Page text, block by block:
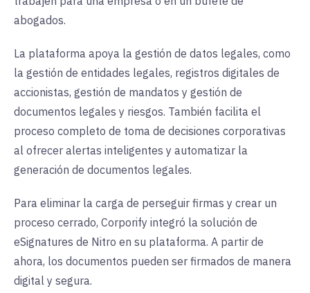
abogados.
La plataforma apoya la gestión de datos legales, como
la gestión de entidades legales, registros digitales de
accionistas, gestión de mandatos y gestión de
documentos legales y riesgos. También facilita el
proceso completo de toma de decisiones corporativas
al ofrecer alertas inteligentes y automatizar la
generación de documentos legales.
Para eliminar la carga de perseguir firmas y crear un
proceso cerrado, Corporify integró la solución de
eSignatures de Nitro en su plataforma. A partir de
ahora, los documentos pueden ser firmados de manera
digital y segura.